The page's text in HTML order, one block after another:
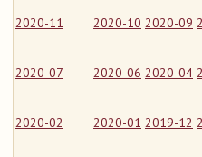
2020-11 2020-10 2020-09
2020-07 2020-06 2020-04
2020-02 2020-01 2019-12